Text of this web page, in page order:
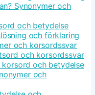
Synonymer och
och betydelse
och förklaring
och korsordssvar
och korsordssvar
och betydelse
och